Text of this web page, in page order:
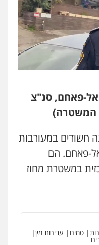
פאחם, סנ"צ
המשטרה)
חשודים במעורבות
פאחם. הם
במשטרת מחוז
פלילי
ליווי וייצוג בחקירות
צווארון לבן פשיעה
סמים עבירות מין